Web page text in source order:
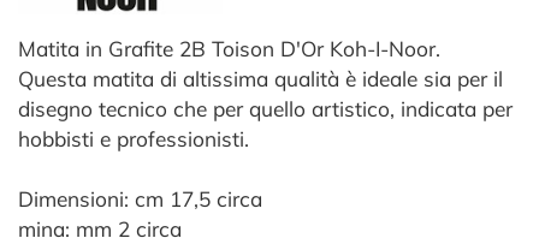
Matita in Grafite 2B Toison D'Or Koh-I-Noor.
Questa matita di altissima qualità è ideale sia per il
disegno tecnico che per quello artistico, indicata per
hobbisti e professionisti.
Dimensioni: cm 17,5 circa
mina: mm 2 circa